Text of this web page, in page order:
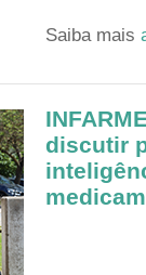
Saiba mais
discutir